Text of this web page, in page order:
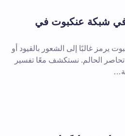
في شبكة عنكبوت في
يرمز غالبًا إلى الشعور بالقيود أو
الحالم. نستكشف معًا تفسير